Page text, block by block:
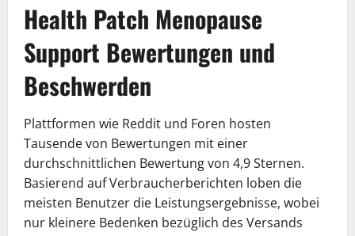
Health Patch Menopause
Support Bewertungen und
Beschwerden
Plattformen wie Reddit und Foren hosten
Tausende von Bewertungen mit einer
durchschnittlichen Bewertung von 4,9 Sternen.
Basierend auf Verbraucherberichten loben die
meisten Benutzer die Leistungsergebnisse, wobei
nur kleinere Bedenken bezüglich des Versands